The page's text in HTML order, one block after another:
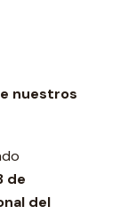
nuestros
de
del